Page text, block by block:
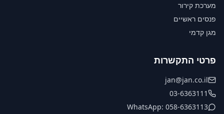
מערכת קירור
פנסים ראשיים
מגן קדמי
פרטי התקשרות
jan@jan.co.il
03-6363111
WhatsApp: 058-6363113